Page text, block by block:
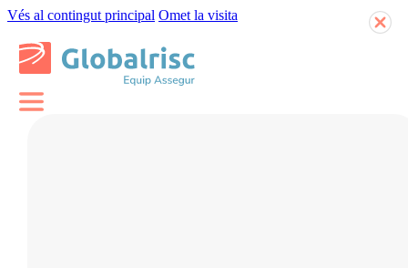
Vés al contingut principal Omet la visita